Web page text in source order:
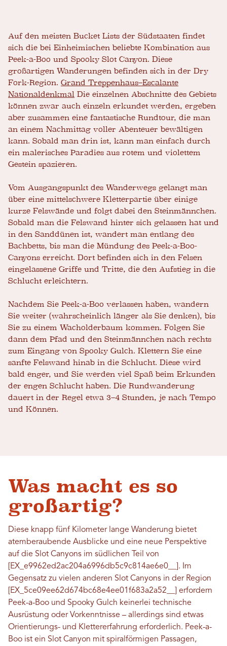
Auf den meisten Bucket Lists der Südstaaten findet
sich die bei Einheimischen beliebte Kombination aus
Peek-a-Boo und Spooky Slot Canyon. Diese
großartigen Wanderungen befinden sich in der Dry
Fork-Region. Grand Treppenhaus–Escalante
Nationaldenkmal Die einzelnen Abschnitte des Gebiets
können zwar auch einzeln erkundet werden, ergeben
aber zusammen eine fantastische Rundtour, die man
an einem Nachmittag voller Abenteuer bewältigen
kann. Sobald man drin ist, kann man einfach durch
ein malerisches Paradies aus rotem und violettem
Gestein spazieren.
Vom Ausgangspunkt des Wanderwegs gelangt man
über eine mittelschwere Kletterpartie über einige
kurze Felswände und folgt dabei den Steinmännchen.
Sobald man die Felswand hinter sich gelassen hat und
in den Sanddünen ist, wandert man entlang des
Bachbetts, bis man die Mündung des Peek-a-Boo-
Canyons erreicht. Dort befinden sich in den Felsen
eingelassene Griffe und Tritte, die den Aufstieg in die
Schlucht erleichtern.
Nachdem Sie Peek-a-Boo verlassen haben, wandern
Sie weiter (wahrscheinlich länger als Sie denken), bis
Sie zu einem Wacholderbaum kommen. Folgen Sie
dann dem Pfad und den Steinmännchen nach rechts
zum Eingang von Spooky Gulch. Klettern Sie eine
sanfte Felswand hinab in die Schlucht. Diese wird
bald enger, und Sie werden viel Spaß beim Erkunden
der engen Schlucht haben. Die Rundwanderung
dauert in der Regel etwa 3–4 Stunden, je nach Tempo
und Können.
Was macht es so
großartig?
Diese knapp fünf Kilometer lange Wanderung bietet
atemberaubende Ausblicke und eine neue Perspektive
auf die Slot Canyons im südlichen Teil von
[EX_e9962ed2ac204a6996db5c9c814ae6e0__]. Im
Gegensatz zu vielen anderen Slot Canyons in der Region
[EX_5ce09ee62d674bc68e4ee01f683a2a52__] erfordern
Peek-a-Boo und Spooky Gulch keinerlei technische
Ausrüstung oder Vorkenntnisse – allerdings sind etwas
Orientierungs- und Klettererfahrung erforderlich. Peek-a-
Boo ist ein Slot Canyon mit spiralförmigen Passagen,